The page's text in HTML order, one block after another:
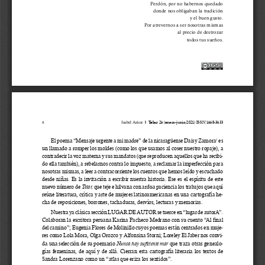
Perdón, por no habernos quedado
donde nos obligaban la tradición
y el buen gusto.
Por atrevernos a ser nosotras mismas
al precio de destrozar
todos tus sueños.
8
El poema “Mensaje urgente a mi madre” de la nicaragüense Daisy Zamora1 es
un llamado a romper los moldes (como los que usamos al coser nuestro ropaje), a
contradecir la voz materna y sus mandatos (que reproducen aquellos que ha recibi-
do ella también), a rebelarnos contra lo impuesto, a reclamar la imperfección para
nosotras mismas, a leer a contracorriente los cuentos que hemos leído y escuchado
desde niñas. Es la invitación a escribir nuestra historia. Ese es el espíritu de este
nuevo número de Telar, que teje e hilvana con ardua paciencia los trabajos que aquí
reúne literatura, crítica y arte de mujeres latinoamericanas en una cartografía he-
cha de reposiciones, borrones, tachaduras, desvíos, lecturas y memorias.
Nuestra ya clásica sección LUGAR DE AUTOR se tuerce en “lugar de autorA”.
Colaboran la escritora peruana Karina Pacheco Medrano con su cuento “Al final
del camino”; Eugenia Flores de Molinillo cuyos poemas están centrados en muje-
res como Lola Mora, Olga Orozco y Alfonsina Storni; Loreley El Jaber nos convi-
da una selección de su poemario Nunca hay suficiente mar que traza otras genealo-
gías femeninas, de aquí y de allá. Cierran esta cartografía literaria los textos de
Sandra Lorenzano como un “atlas que eriza los sentidos”.
Isabel Aráoz l Telar 26 (enero-junio/2021) ISSN 1668-3633